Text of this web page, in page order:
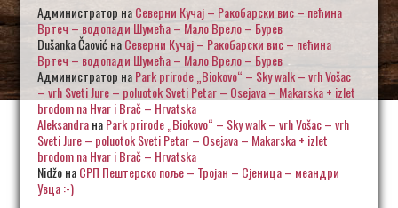
Администратор наСеверни Кучај – Ракобарски вис – пећина
Вртеч – водопади Шумећа – Мало Врело – Бурев
Dušanka ČaovićнаСеверни Кучај – Ракобарски вис – пећина
Вртеч – водопади Шумећа – Мало Врело – Бурев
Администратор наPark prirode „Biokovo“ – Sky walk – vrh Vošac
– vrh Sveti Jure – poluotok Sveti Petar – Osejava – Makarska + izlet
brodom na Hvar i Brač – Hrvatska
AleksandraнаPark prirode „Biokovo“ – Sky walk – vrh Vošac – vrh
Sveti Jure – poluotok Sveti Petar – Osejava – Makarska + izlet
brodom na Hvar i Brač – Hrvatska
NidžoнаСРП Пештерско поље – Тројан – Сјеница – меандри
Увца :-)